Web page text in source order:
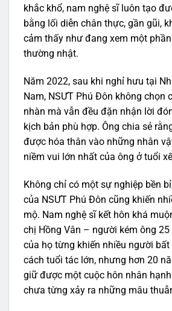
khắc khổ, nam nghệ sĩ luôn tạo
bằng lối diễn chân thực, gần gũi,
cảm thấy như đang xem một
thường nhật.
Năm 2022, sau khi nghỉ hưu tại
Nam, NSƯT Phú Đôn không chọn
nhàn mà vẫn đều đặn nhận lời
kịch bản phù hợp. Ông chia sẻ
được hóa thân vào những nhân
niềm vui lớn nhất của ông ở tuổi
Không chỉ có một sự nghiệp bền
của NSƯT Phú Đôn cũng khiến
mộ. Nam nghệ sĩ kết hôn khá
chị Hồng Vân – người kém ông 25
của họ từng khiến nhiều người
cách tuổi tác lớn, nhưng hơn 20
giữ được một cuộc hôn nhân
chưa từng xảy ra những mâu